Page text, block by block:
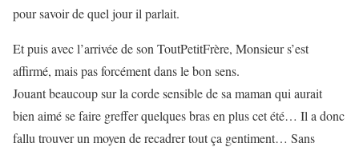
pour savoir de quel jour il parlait.
Et puis avec l’arrivée de son ToutPetitFrère, Monsieur s’est
affirmé, mais pas forcément dans le bon sens.
Jouant beaucoup sur la corde sensible de sa maman qui aurait
bien aimé se faire greffer quelques bras en plus cet été… Il a donc
fallu trouver un moyen de recadrer tout ça gentiment… Sans